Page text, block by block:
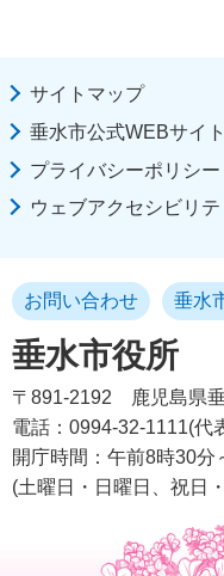
サイトマップ
垂水市公式WEBサイ
プライバシーポリシ
ウェブアクセシビリ
垂水市役所
お問い合わせ 垂水
〒891-2192
鹿児島県
電話：0994-32-1111(代
開庁時間：午前8時30分
(土曜日・日曜日、祝日